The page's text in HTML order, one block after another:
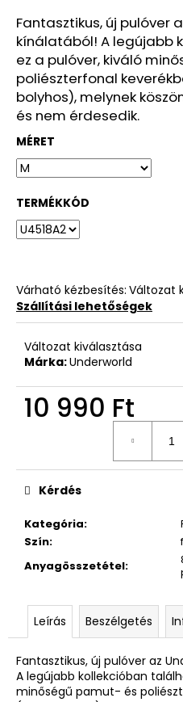
csillag.
Fantasztikus, új pulóver
kínálatából! A legújabb
ez a pulóver, kiváló
poliészterfonal
bolyhos), melynek
és nem érdesedik.
MÉRET
TERMÉKKÓD
Várható kézbesítés: Változat
Szállítási lehetőségek
Változat kiválasztása
Márka:Underworld
10 990 Ft
Kategória:
Szín:
Anyagösszetétel:
Kérdés
Leírás Beszélgetés
Fantasztikus, új pulóver az
A legújabb kollekcióban
minőségű pamut- és